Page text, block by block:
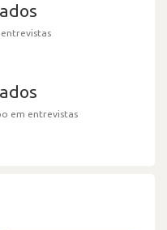
entrevistas
em entrevistas